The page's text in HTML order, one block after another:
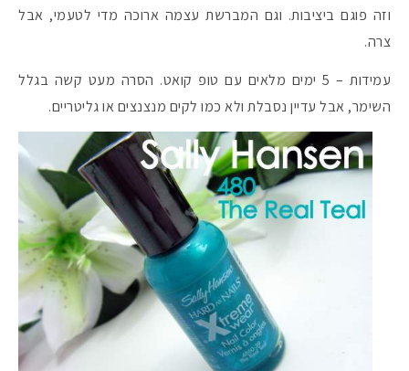
וזה פוגם ביציבות. וגם המברשת עצמה ארוכה מדי לטעמי, אבל
צרה.
עמידות – 5 ימים מלאים עם טופ קואט. הסרה מעט קשה בגלל
השימר, אבל עדיין נסבלת ולא כמו לקים מנצנצים או גליטריים.